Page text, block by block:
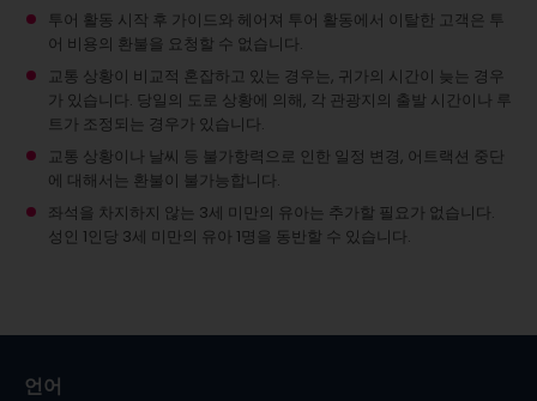
투어 활동 시작 후 가이드와 헤어져 투어 활동에서 이탈한 고객은 투
어 비용의 환불을 요청할 수 없습니다.
교통 상황이 비교적 혼잡하고 있는 경우는, 귀가의 시간이 늦는 경우
가 있습니다. 당일의 도로 상황에 의해, 각 관광지의 출발 시간이나 루
트가 조정되는 경우가 있습니다.
교통 상황이나 날씨 등 불가항력으로 인한 일정 변경, 어트랙션 중단
에 대해서는 환불이 불가능합니다.
좌석을 차지하지 않는 3세 미만의 유아는 추가할 필요가 없습니다.
성인 1인당 3세 미만의 유아 1명을 동반할 수 있습니다.
언어